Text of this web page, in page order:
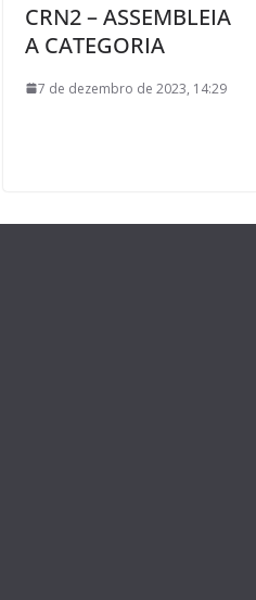
CRN2 – ASSEMBLEIA
A CATEGORIA
7 de dezembro de 2023, 14:29